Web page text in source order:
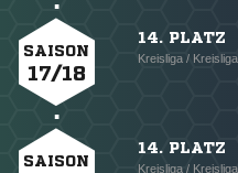
SAISON
17/18
14. PLATZ
Kreisliga /
SAISON
14. PLATZ
Kreisliga /